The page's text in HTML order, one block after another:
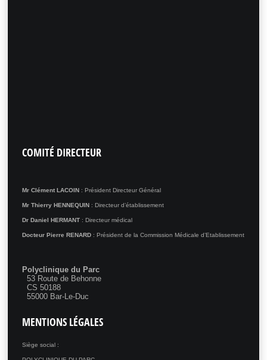
COMITÉ DIRECTEUR
Mr Clément LACOIN : Président Directeur Général
Mr Thierry HENNEQUIN : Directeur d’établissement
Dr Daniel HERMANT : Directeur médical
Docteur Pierre RENARD : Président de la Commission Médicale d’Etablissement
Polyclinique du Parc
53 Route de Behonne
CS 50188
55000 Bar-Le-Duc
MENTIONS LÉGALES
Siège social :